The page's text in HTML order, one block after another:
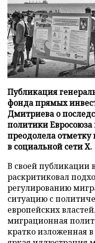
Публикация
фонда прямых
Дмитриева о
политики
преодолела
в социальной сети X.
В своей публикации
раскритиковал
регулированию
ситуацию с
европейских
миграционная
кратко изложенная